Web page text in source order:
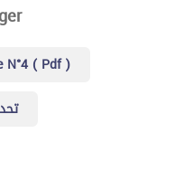
N°4 ( Pdf )